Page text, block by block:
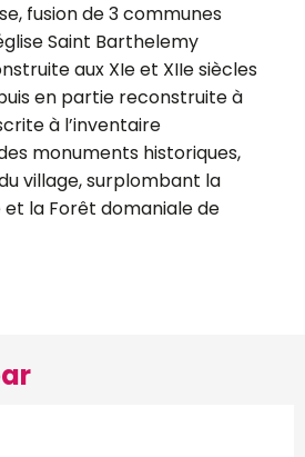
fusion de 3 communes
Saint Barthelemy
aux XIe et XIIe siècles
en partie reconstruite à
à l’inventaire
monuments historiques,
village, surplombant la
et la Forêt domaniale de